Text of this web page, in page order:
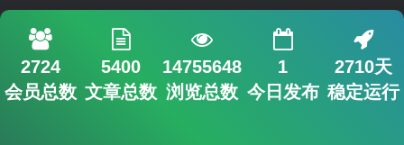
2724
会员总数
5400
文章总数
14755648
浏览总数
1
今日发布
2710天
稳定运行